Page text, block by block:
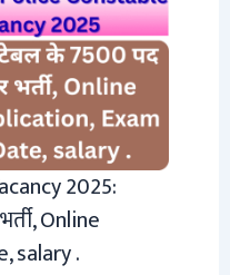
2025:
Online
salary .